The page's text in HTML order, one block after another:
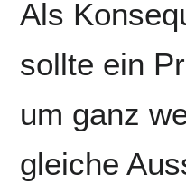
Als
sollte ein
um ganz
gleiche